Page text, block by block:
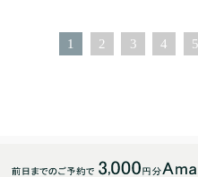
1 2 3 4 5